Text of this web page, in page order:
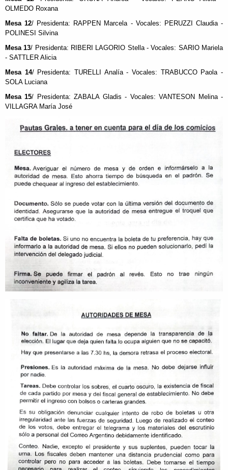
OLMEDO Roxana
Mesa 12/ Presidenta: RAPPEN Marcela - Vocales: PERUZZI Claudia -
POLINESI Silvina
Mesa 13/ Presidenta: RIBERI LAGORIO Stella - Vocales: SARIO Mariela
- SATTLER Alicia
Mesa 14/ Presidenta: TURELLI Analía - Vocales: TRABUCCO Paola -
SOLA Luciana
Mesa 15/ Presidenta: ZABALA Gladis - Vocales: VANTESON Melina -
VILLAGRA María José